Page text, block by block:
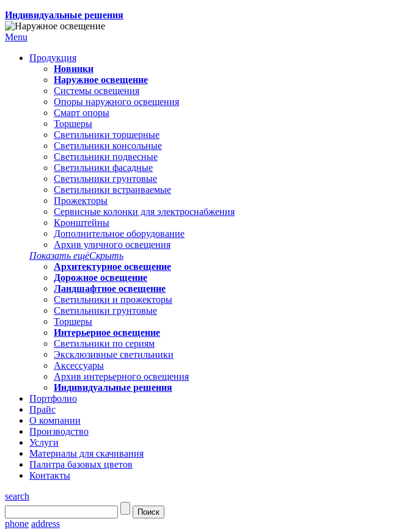
Индивидуальные решения
Menu
Продукция
Новинки
Наружное освещение
Системы освещения
Опоры наружного освещения
Смарт опоры
Торшеры
Светильники торшерные
Светильники консольные
Светильники подвесные
Светильники фасадные
Светильники грунтовые
Светильники встраиваемые
Прожекторы
Сервисные колонки для электроснабжения
Кронштейны
Дополнительное оборудование
Архив уличного освещения
Показать ещёСкрыть
Архитектурное освещение
Дорожное освещение
Ландшафтное освещение
Светильники и прожекторы
Светильники грунтовые
Торшеры
Интерьерное освещение
Светильники по сериям
Эксклюзивные светильники
Аксессуары
Архив интерьерного освещения
Индивидуальные решения
Портфолио
Прайс
О компании
Производство
Услуги
Материалы для скачивания
Палитра базовых цветов
Контакты
search
phone address